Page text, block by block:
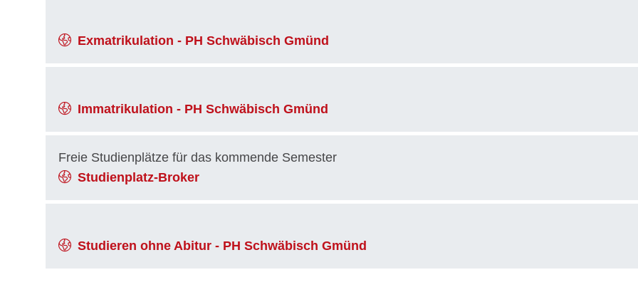
Exmatrikulation - PH Schwäbisch Gmünd
Immatrikulation - PH Schwäbisch Gmünd
Studienplatz-Broker
Freie Studienplätze für das kommende Semester
Studieren ohne Abitur - PH Schwäbisch Gmünd